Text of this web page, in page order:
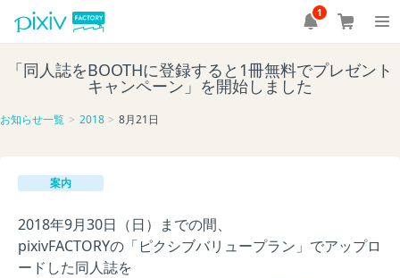
1
「同人誌をBOOTHに登録すると1冊無料でプレゼント
キャンペーン」を開始しました
お知らせ一覧 2018 8月21日
案内
2018年9月30日（日）までの間、
pixivFACTORYの「ピクシブバリュープラン」でアップロ
ードした同人誌を